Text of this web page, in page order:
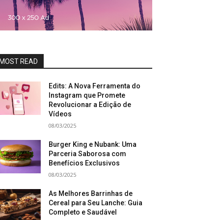
READ
Edits: A Nova Ferramenta do
Instagram que Promete
Revolucionar a Edição de
Vídeos
08/03/2025
Burger King e Nubank: Uma
Parceria Saborosa com
Benefícios Exclusivos
08/03/2025
As Melhores Barrinhas de
Cereal para Seu Lanche: Guia
Completo e Saudável